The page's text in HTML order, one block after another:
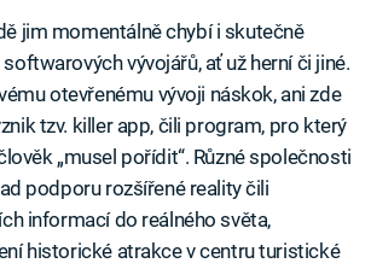
jim momentálně chybí i skutečně
vývojářů, ať už herní či jiné.
otevřenému vývoji náskok, ani zde
tzv. killer app, čili program, pro který
„musel pořídit“. Různé společnosti
podporu rozšířené reality čili
informací do reálného světa,
historické atrakce v centru turistické